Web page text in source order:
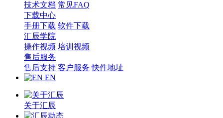
技术文档 常见FAQ
下载中心
手册下载 软件下载
汇辰学院
操作视频 培训视频
售后服务
售后支持 客户服务 快件地址
EN
关于汇辰